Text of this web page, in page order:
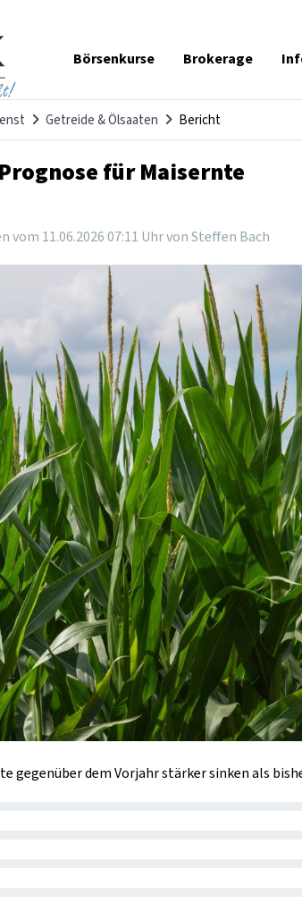
Navigation
Börsenkurse Brokerage
Getreide & Ölsaaten Bericht
für Maisernte
vom 11.06.202607:11 Uhrvon Steffen Bach
gegenüber dem Vorjahr stärker sinken als